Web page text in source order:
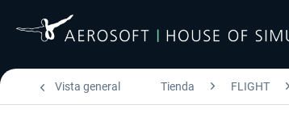
Vista general Tienda FLIGHT